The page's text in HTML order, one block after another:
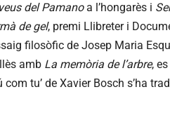
del Pamanoa l’hongarès i
de gel, premi Llibreter i
filosòfic de Josep Maria
amb La memòria de l’arbre,
com tu’ de Xavier Bosch s’ha